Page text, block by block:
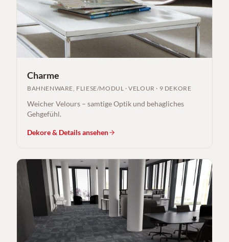
Charme
BAHNENWARE, FLIESE/MODUL ·VELOUR · 9 DEKORE
Weicher Velours – samtige Optik und behagliches
Gehgefühl.
Dekore & Details ansehen